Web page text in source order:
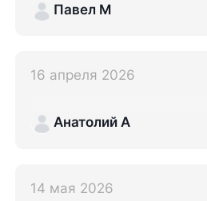
Павел М
16 апреля 2026
Анатолий А
14 мая 2026